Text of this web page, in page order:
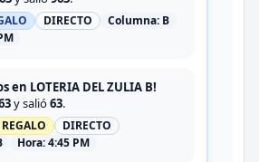
DIRECTO Columna: B
en LOTERIA DEL ZULIA B!
y salió63.
DIRECTO
Hora:4:45 PM